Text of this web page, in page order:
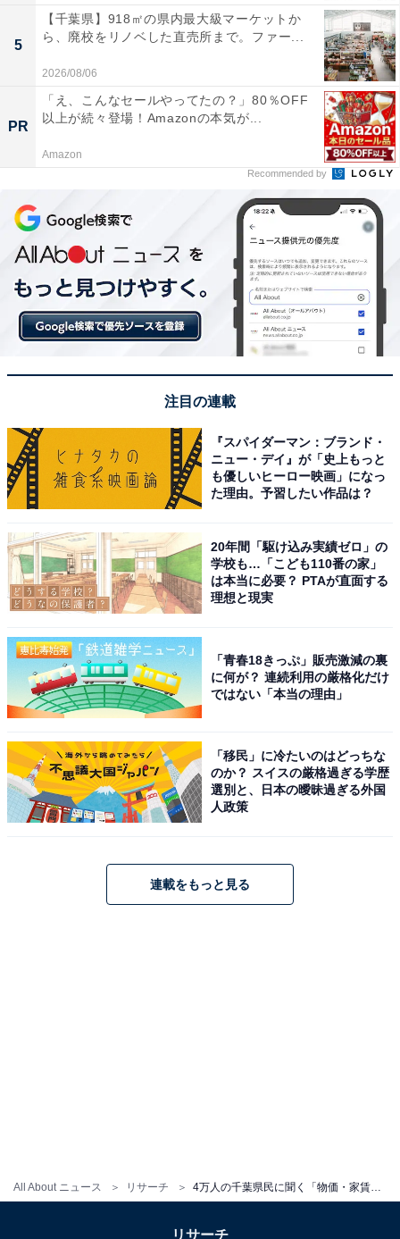
All About ニュース リサーチ
5
【千葉県】918㎡の県内最大級マーケットか
ら、廃校をリノベした直売所まで。ファー...
2026/08/06
PR
「え、こんなセールやってたの？」80％OFF
以上が続々登場！Amazonの本気が...
Amazon
Recommended by
注目の連載
『スパイダーマン：ブランド・
ニュー・デイ』が「史上もっと
も優しいヒーロー映画」になっ
た理由。予習したい作品は？
20年間「駆け込み実績ゼロ」の
学校も…「こども110番の家」
は本当に必要？ PTAが直面する
理想と現実
「青春18きっぷ」販売激減の裏
に何が？ 連続利用の厳格化だけ
ではない「本当の理由」
「移民」に冷たいのはどっちな
のか？ スイスの厳格過ぎる学歴
選別と、日本の曖昧過ぎる外国
人政策
連載をもっと見る
リサーチ